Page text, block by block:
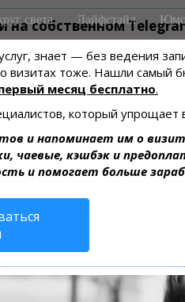
на собственном
знает — без ведения
визитах тоже. Нашли самый
месяц бесплатно.
который упрощает
и напоминает им о
чаевые, кэшбэк и
и помогает больше
света Лайфстайл